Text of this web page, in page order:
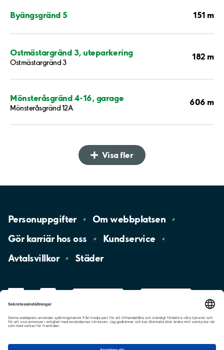
Byängsgränd 5 151 m
Ostmästargränd 3, uteparkering
Ostmästargränd 3
182 m
Mönsteråsgränd 4-16, garage
Mönsteråsgränd 12A
606 m
Visa fler
Personuppgifter Omwebbplatsen
Gör karriär hososs
Kundservice
Avtalsvillkor
Städer